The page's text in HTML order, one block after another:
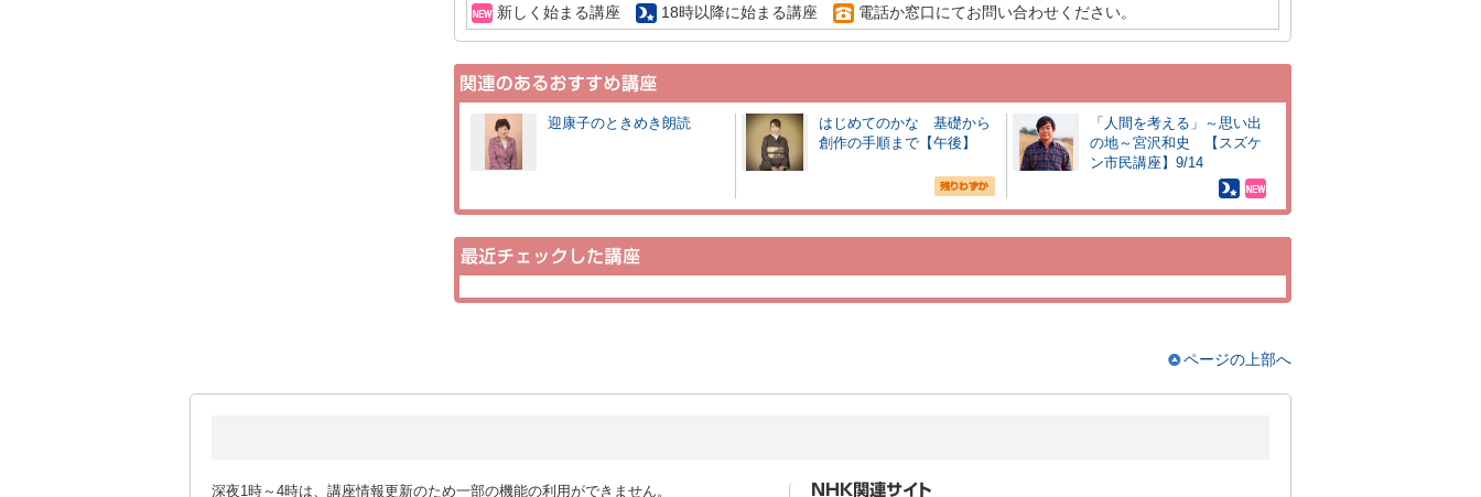
新しく始まる講座
18時以降に始まる講座 電話か窓口にてお問い合わせください。
迎康子のときめき朗読
はじめてのかな 基礎から
創作の手順まで【午後】
「人間を考える」～思い出
の地～宮沢和史 【スズケ
ン市民講座】9/14
ページの上部へ
深夜1時～4時は、講座情報更新のため一部の機能の利用ができません。